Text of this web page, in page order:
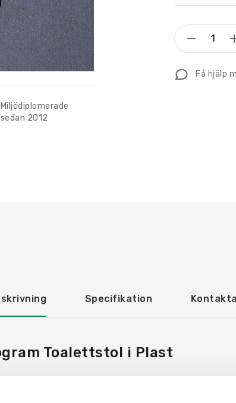
Miljödiplomerade
sedan 2012
Få hjälp
Specifikation
Toalettstol i Plast
som folk från hela världen kan förstå